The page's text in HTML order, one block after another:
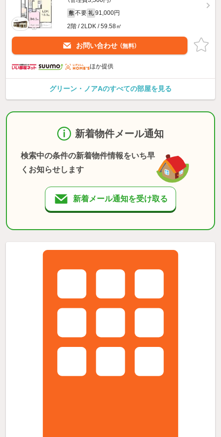
敷 不要 礼 91,000円
2階 / 2LDK / 59.58㎡
お問い合わせ （無料）
ほか提供
グリーン・ノアAのすべての部屋を見る
新着物件メール通知
検索中の条件の新着物件情報をいち早
くお知らせします
新着メール通知を受け取る